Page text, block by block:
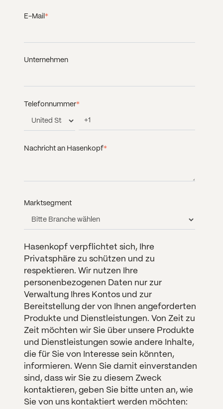
E-Mail *
Unternehmen
Telefonnummer*
Nachricht an Hasenkopf*
Marktsegment
Hasenkopf verpflichtet sich, Ihre
Privatsphäre zu schützen und zu
respektieren. Wir nutzen Ihre
personenbezogenen Daten nur zur
Verwaltung Ihres Kontos und zur
Bereitstellung der von Ihnen angeforderten
Produkte und Dienstleistungen. Von Zeit zu
Zeit möchten wir Sie über unsere Produkte
und Dienstleistungen sowie andere Inhalte,
die für Sie von Interesse sein könnten,
informieren. Wenn Sie damit einverstanden
sind, dass wir Sie zu diesem Zweck
kontaktieren, geben Sie bitte unten an, wie
Sie von uns kontaktiert werden möchten: